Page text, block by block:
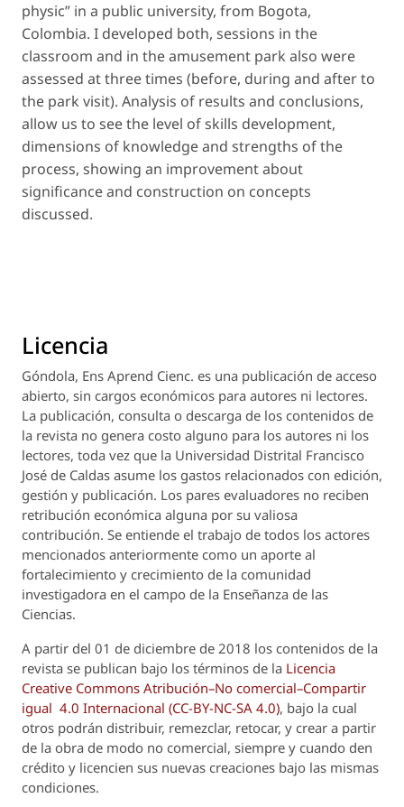
physic” in a public university, from Bogota,
Colombia. I developed both, sessions in the
classroom and in the amusement park also were
assessed at three times (before, during and after to
the park visit). Analysis of results and conclusions,
allow us to see the level of skills development,
dimensions of knowledge and strengths of the
process, showing an improvement about
significance and construction on concepts
discussed.
Licencia
Góndola, Ens Aprend Cienc. es una publicación de acceso
abierto, sin cargos económicos para autores ni lectores.
La publicación, consulta o descarga de los contenidos de
la revista no genera costo alguno para los autores ni los
lectores, toda vez que la Universidad Distrital Francisco
José de Caldas asume los gastos relacionados con edición,
gestión y publicación. Los pares evaluadores no reciben
retribución económica alguna por su valiosa
contribución. Se entiende el trabajo de todos los actores
mencionados anteriormente como un aporte al
fortalecimiento y crecimiento de la comunidad
investigadora en el campo de la Enseñanza de las
Ciencias.
A partir del 01 de diciembre de 2018 los contenidos de la
revista se publican bajo los términos de la Licencia
Creative Commons Atribución–No comercial–Compartir
igual 4.0 Internacional (CC-BY-NC-SA 4.0), bajo la cual
otros podrán distribuir, remezclar, retocar, y crear a partir
de la obra de modo no comercial, siempre y cuando den
crédito y licencien sus nuevas creaciones bajo las mismas
condiciones.